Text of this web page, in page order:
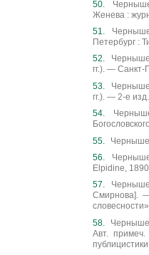
Женева :
Петербург :
гг.). —
гг.). — 2-е
Elpidine,
Смирнова].
Авт.